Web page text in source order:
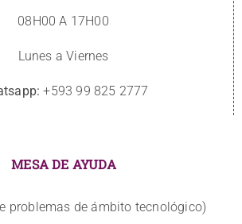
08H00 A 17H00
Lunes a Viernes
+593 99 825 2777
MESA DE AYUDA
problemas de ámbito tecnológico)